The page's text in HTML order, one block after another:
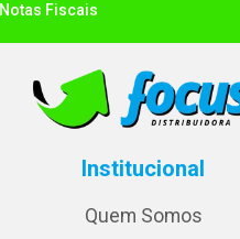
Notas Fiscais
Institucional
Quem Somos